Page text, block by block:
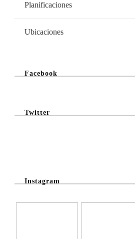
Planificaciones
Ubicaciones
Facebook
Twitter
Instagram